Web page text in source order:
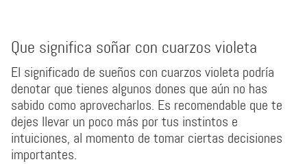
Que significa soñar con cuarzos violeta
El significado de sueños con cuarzos violeta podría
denotar que tienes algunos dones que aún no has
sabido como aprovecharlos. Es recomendable que te
dejes llevar un poco más por tus instintos e
intuiciones, al momento de tomar ciertas decisiones
importantes.